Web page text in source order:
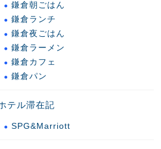
鎌倉朝ごはん
鎌倉ランチ
鎌倉夜ごはん
鎌倉ラーメン
鎌倉カフェ
鎌倉パン
テル滞在記
SPG&Marriott